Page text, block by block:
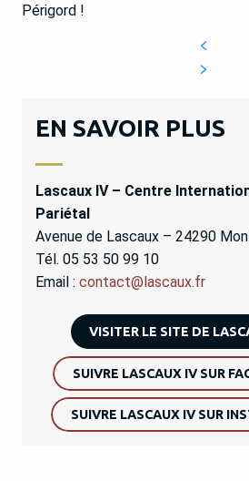
Périgord !
EN SAVOIR PLUS
Lascaux IV – Centre
Pariétal
Avenue de Lascaux – 24290
Tél. 05 53 50 99 10
Email : contact@lascaux.fr
VISITER LE SITE DE
SUIVRE LASCAUX IV SUR
SUIVRE LASCAUX IV SUR
Chasse aux oeufs de